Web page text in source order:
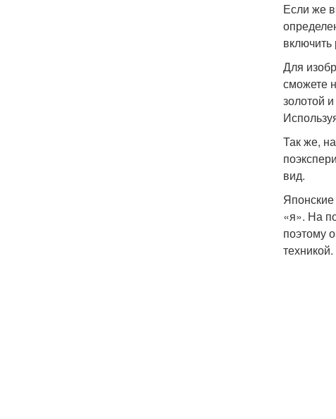
Если же
Для
сможете
золотой
Так же,
вид.
«я». На
поэтому
техникой.